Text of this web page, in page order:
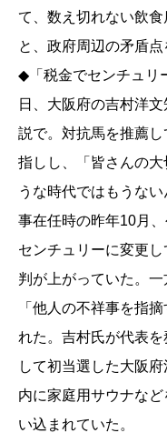
て、数え切れない飲食
と、政府周辺の矛盾点
◆「税金でセンチュリ
日、大阪府の吉村洋
説で。対抗馬を推薦
指しし、「皆さんの
うな時代ではもうな
事在任時の昨年10月
センチュリーに変更
判が上がっていた。
「他人の不祥事を指
れた。吉村氏が代表
して初当選した大阪
内に家庭用サウナな
い込まれていた。